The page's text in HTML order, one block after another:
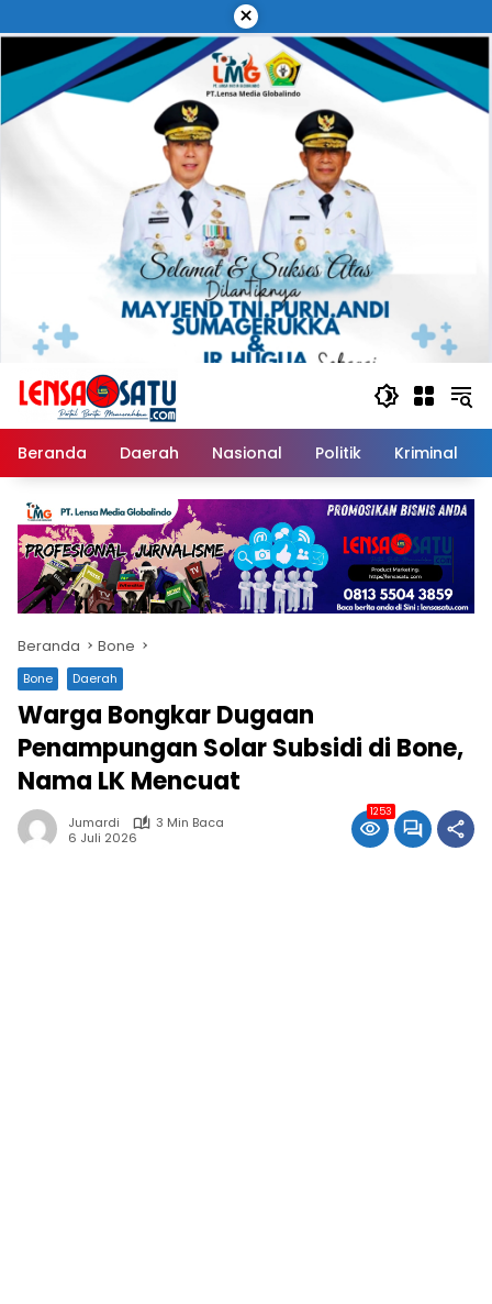
ke
konten
×
Beranda Daerah Nasional Politik Kriminal
Beranda Bone
Bone Daerah
Warga Bongkar Dugaan
Penampungan Solar Subsidi di Bone,
Nama LK Mencuat
Jumardi
3 Min Baca
6 Juli 2026
1253